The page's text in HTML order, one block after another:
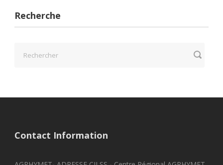
Recherche
Contact Information